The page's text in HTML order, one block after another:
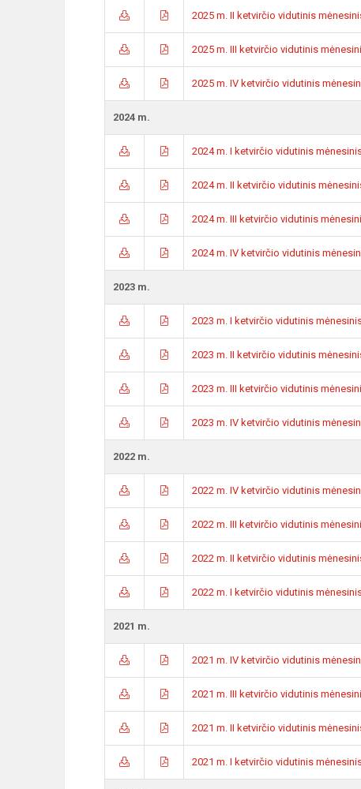
2025 m. II ketvirčio vidutinis
2025 m. III ketvirčio vidutinis
2025 m. IV ketvirčio vidutinis
2024 m.
2024 m. I ketvirčio vidutinis
2024 m. II ketvirčio vidutinis
2024 m. III ketvirčio vidutinis
2024 m. IV ketvirčio vidutinis
2023 m.
2023 m. I ketvirčio vidutinis
2023 m. II ketvirčio vidutinis
2023 m. III ketvirčio vidutinis
2023 m. IV ketvirčio vidutinis
2022 m.
2022 m. IV ketvirčio vidutinis
2022 m. III ketvirčio vidutinis
2022 m. II ketvirčio vidutinis
2022 m. I ketvirčio vidutinis
2021 m.
2021 m. IV ketvirčio vidutinis
2021 m. III ketvirčio vidutinis
2021 m. II ketvirčio vidutinis
2021 m. I ketvirčio vidutinis